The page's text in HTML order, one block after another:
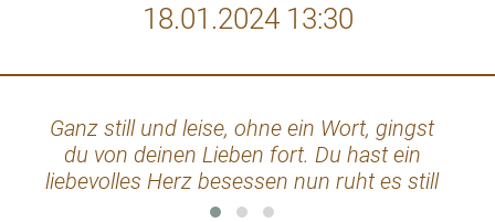
18.01.2024 13:30
Ganz still und leise, ohne ein Wort, gingst
du von deinen Lieben fort. Du hast ein
liebevolles Herz besessen nun ruht es still
und unvergessen.